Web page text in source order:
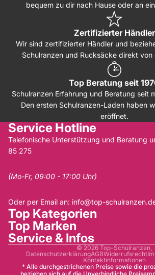
bequem zu dir nach Hause oder an
Zertifizierter Händler
Wir sind zertifizierter Händler und
Schulranzen und Rucksäcke direkt von
Top Beratung seit
Schulranzen Erfahrung und Beratung seit
Den ersten Schulranzen-Laden haben
eröffnet.
Service Hotline
Telefonische Unterstützung und Beratung
85 275
(Mo-Fr, 09:00 - 17:00 Uhr)
Oder per Email an: info@top-
Top Kategorien
Top Marken
Service & Infos
© 2026 Top-Schulranzen,
DatenschutzerklärungAGBWiderrufsrecht
Kontaktinformationen
* Alle durchgestrichenen Preise sowie die